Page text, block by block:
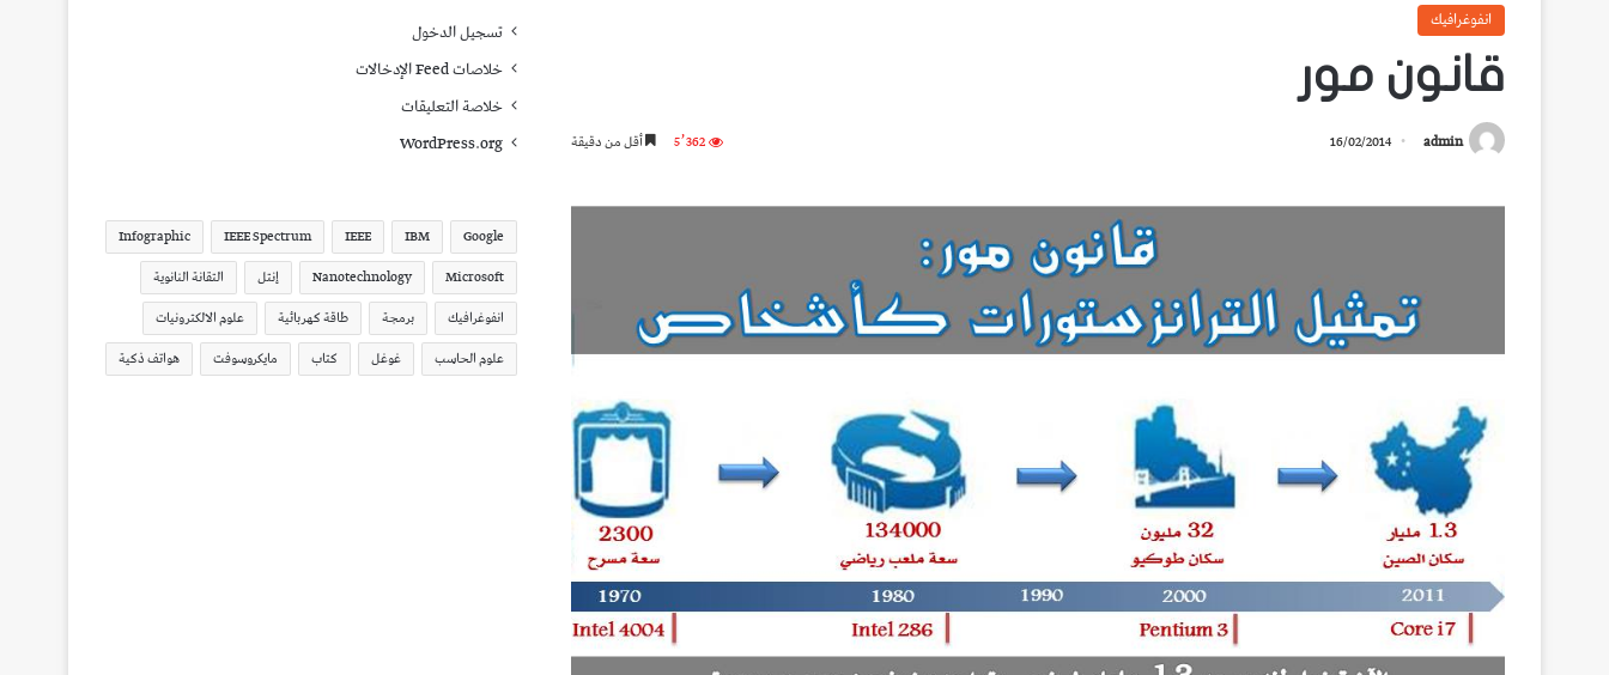
انفوغرافيك
قانون مور
admin
16/02/2014 5٬362 أقل من دقيقة
تسجيل الدخول
خلاصات Feed الإدخالات
خلاصة التعليقات
WordPress.org
Google
IBM
IEEE
IEEE Spectrum
Infographic
Microsoft
Nanotechnology إنتل
التقانة النانوية
انفوغرافيك
برمجة طاقة كهربائية
علوم الالكترونيات
علوم الحاسب
غوغل كتاب مايكروسوفت هواتف ذكية